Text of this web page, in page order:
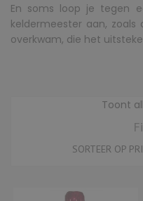
En soms loop je tegen
keldermeester aan,
overkwam, die het
Toont
SORTEER OP